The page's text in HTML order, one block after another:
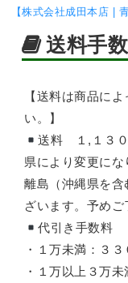
【株式会社成田本店 |
送料手
【送料は商品に
い。】
送料 １,１３０
県により変更にな
離島（沖縄県を
ざいます。予めご
代引き手数料
・１万未満：３３
・１万以上３万